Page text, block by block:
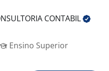
CONTABIL
Ensino Superior